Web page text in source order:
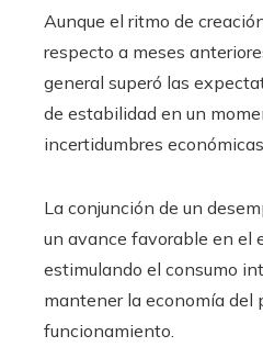
Aunque el ritmo de
respecto a meses
general superó las
de estabilidad en un
incertidumbres
La conjunción de un
un avance favorable en el
estimulando el consumo
mantener la economía del
funcionamiento.